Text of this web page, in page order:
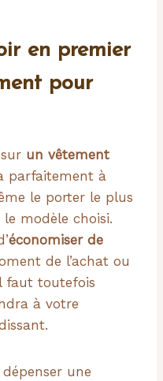
en premier
pour
un vêtement
parfaitement à
le porter le plus
modèle choisi.
économiser de
de l’achat ou
faut toutefois
à votre
dépenser une